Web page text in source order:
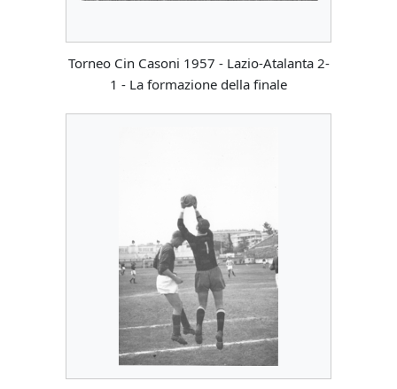
Torneo Cin Casoni 1957 - Lazio-Atalanta 2-
1 - La formazione della finale